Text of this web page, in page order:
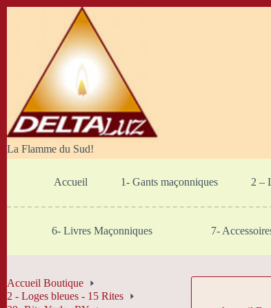
La Flamme du Sud!
Accueil 1- Gants maçonniques 2 –
6- Livres Maçonniques 7-
Accueil Boutique
2 - Loges bleues - 15 Rites